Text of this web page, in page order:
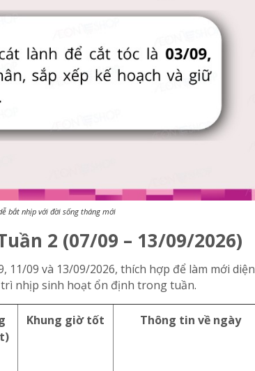
bắt nhịp với đời sống tháng mới
2 (07/09 – 13/09/2026)
11/09 và 13/09/2026, thích hợp để làm mới diện
nhịp sinh hoạt ổn định trong tuần.
Khung giờ tốt Thông tin về ngày